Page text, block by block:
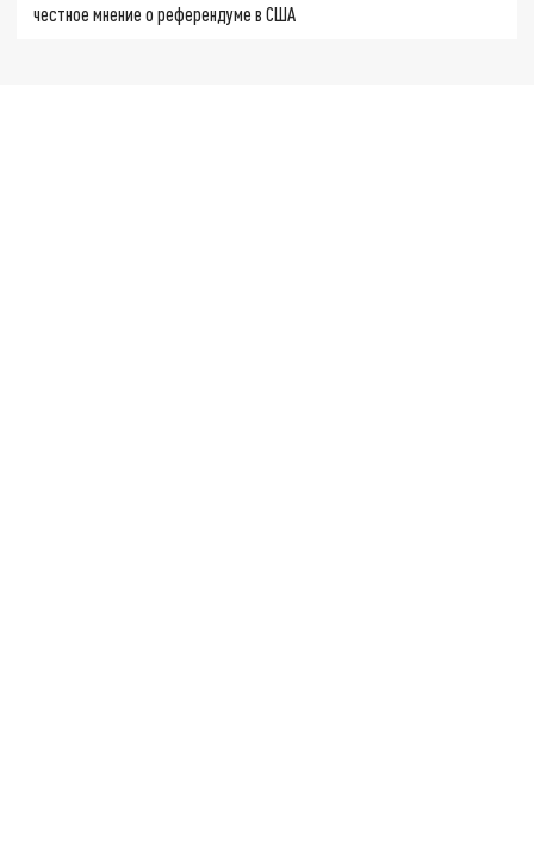
честное мнение о референдуме в США